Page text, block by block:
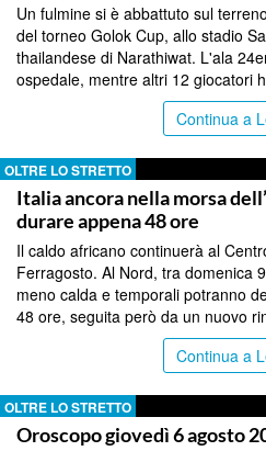
Un fulmine si è abbattuto sul
del torneo Golok Cup, allo stadio
thailandese di Narathiwat. L'ala
ospedale, mentre altri 12 giocatori
Continua a
OLTRE LO STRETTO
Italia ancora nella morsa
durare appena 48 ore
Il caldo africano continuerà al
Ferragosto. Al Nord, tra domenica
meno calda e temporali potranno
48 ore, seguita però da un nuovo
Continua a
OLTRE LO STRETTO
Oroscopo giovedì 6 agosto